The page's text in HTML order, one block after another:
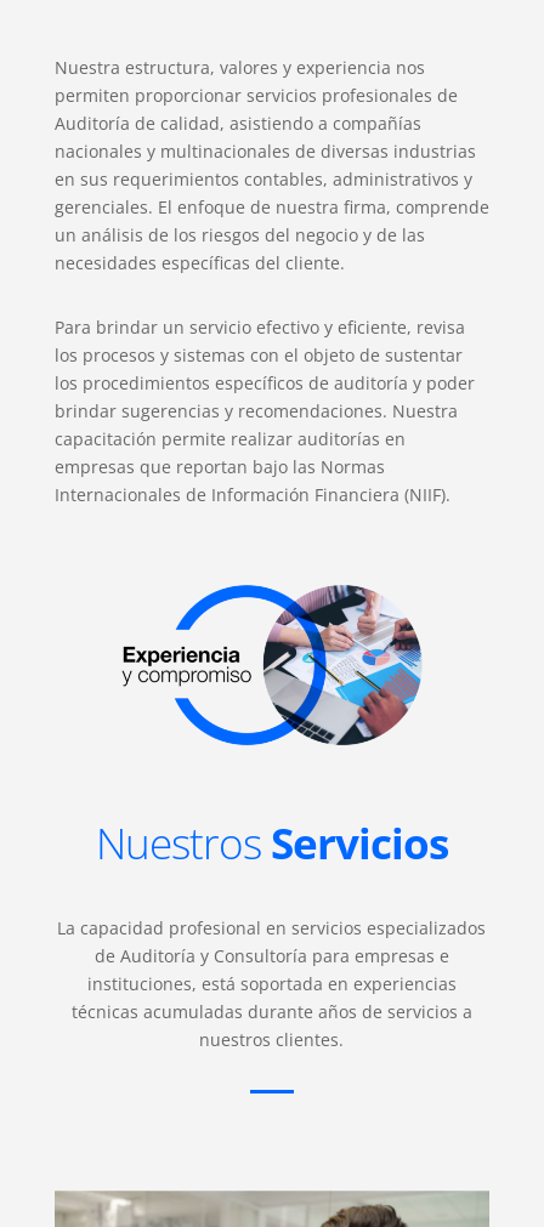
Nuestra estructura, valores y experiencia nos
permiten proporcionar servicios profesionales de
Auditoría de calidad, asistiendo a compañías
nacionales y multinacionales de diversas industrias
en sus requerimientos contables, administrativos y
gerenciales. El enfoque de nuestra firma, comprende
un análisis de los riesgos del negocio y de las
necesidades específicas del cliente.
Para brindar un servicio efectivo y eficiente, revisa
los procesos y sistemas con el objeto de sustentar
los procedimientos específicos de auditoría y poder
brindar sugerencias y recomendaciones. Nuestra
capacitación permite realizar auditorías en
empresas que reportan bajo las Normas
Internacionales de Información Financiera (NIIF).
NuestrosServicios
La capacidad profesional en servicios especializados
de Auditoría y Consultoría para empresas e
instituciones, está soportada en experiencias
técnicas acumuladas durante años de servicios a
nuestros clientes.